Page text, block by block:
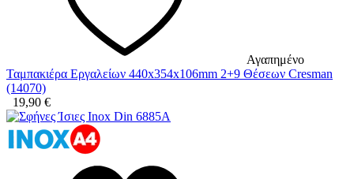
Αγαπημένο
Ταμπακιέρα Εργαλείων 440x354x106mm 2+9 Θέσεων Cresman
(14070)
19,90 €